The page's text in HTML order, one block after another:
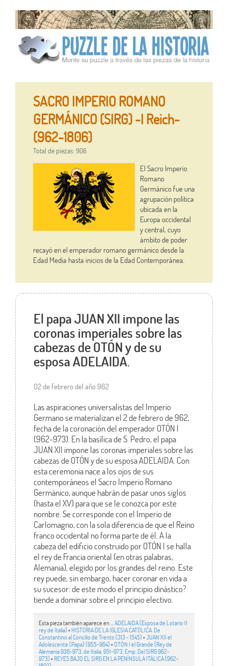
SACRO IMPERIO ROMANO
GERMÁNICO (SIRG) -I Reich-
(962-1806)
Total de piezas: 906
El Sacro Imperio
Romano
Germánico fue una
agrupación política
ubicada en la
Europa occidental
y central, cuyo
ámbito de poder
recayó en el emperador romano germánico desde la
Edad Media hasta inicios de la Edad Contemporánea.
El papa JUAN XII impone las
coronas imperiales sobre las
cabezas de OTÓN y de su
esposa ADELAIDA.
02 de febrero del año 962
Las aspiraciones universalistas del Imperio
Germano se materializan el 2 de febrero de 962,
fecha de la coronación del emperador OTÓN I
(962-973). En la basílica de S. Pedro, el papa
JUAN XII impone las coronas imperiales sobre las
cabezas de OTÓN y de su esposa ADELAIDA. Con
esta ceremonia nace a los ojos de sus
contemporáneos el Sacro Imperio Romano
Germánico, aunque habrán de pasar unos siglos
(hasta el XV) para que se le conozca por este
nombre. Se corresponde con el Imperio de
Carlomagno, con la sola diferencia de que el Reino
franco occidental no forma parte de él. A la
cabeza del edificio construido por OTÓN I se halla
el rey de Francia oriental (en otras palabras,
Alemania), elegido por los grandes del reino. Este
rey puede, sin embargo, hacer coronar en vida a
su sucesor: de este modo el principio dinástico?
tiende a dominar sobre el principio electivo.
Esta pieza también aparece en ... ADELAIDA (Esposa de Lotario II
rey de Italia)• HISTORIA DE LA IGLESIA CATÓLICA. De
Constantino al Concilio de Trento (313 - 1545)•JUAN XII el
Adolescente (Papa) (955-964)•OTÓN I el Grande (Rey de
Alemania 936-973, de Italia, 951-973, Emp. Del SIRG 962-
973)• REYES BAJO EL SIRG EN LA PENÍNSULA ITÁLICA (962-